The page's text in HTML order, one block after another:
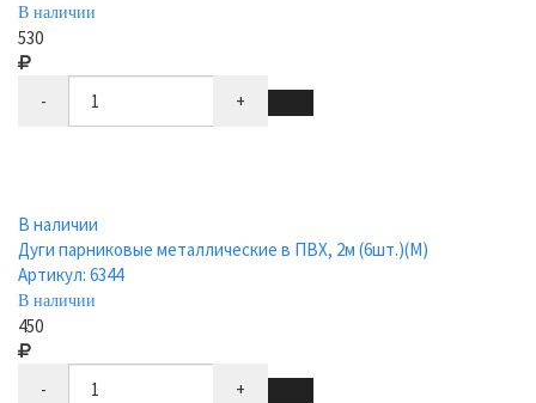
В наличии
530
- +
В наличии
Дуги парниковые металлические в ПВХ, 2м (6шт.)(М)
Артикул: 6344
В наличии
450
- +